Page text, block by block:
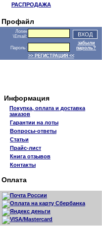
РАСПРОДАЖА
Профайл
Логин
\Email:
Пароль:
забыли
пароль?
>> РЕГИСТРАЦИЯ <<
Информация
Покупка, оплата и доставка
заказов
Гарантии на лоты
Вопросы-ответы
Статьи
Прайс-лист
Книга отзывов
Контакты
Оплата